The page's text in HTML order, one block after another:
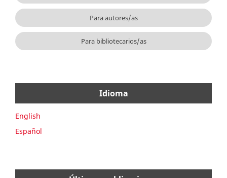
Para autores/as
Para bibliotecarios/as
Idioma
English
Español